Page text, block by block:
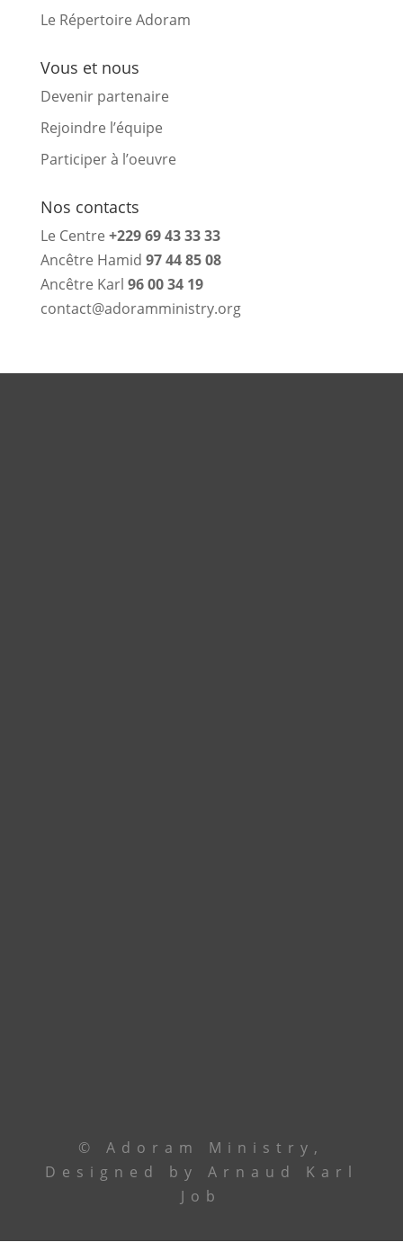
Le Répertoire Adoram
Vous et nous
Devenir partenaire
Rejoindre l’équipe
Participer à l’oeuvre
Nos contacts
Le Centre +229 69 43 33 33
Ancêtre Hamid 97 44 85 08
Ancêtre Karl 96 00 34 19
contact@adoramministry.org
© Adoram Ministry,
Designed by Arnaud Karl
Job